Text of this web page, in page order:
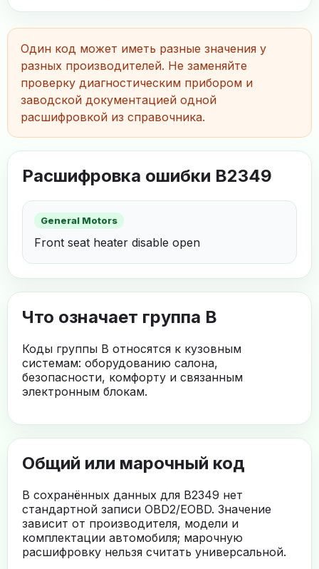
Один код может иметь разные значения у
разных производителей. Не заменяйте
проверку диагностическим прибором и
заводской документацией одной
расшифровкой из справочника.
Расшифровка ошибки B2349
General Motors
Front seat heater disable open
Что означает группа B
Коды группы B относятся к кузовным
системам: оборудованию салона,
безопасности, комфорту и связанным
электронным блокам.
Общий или марочный код
В сохранённых данных для B2349 нет
стандартной записи OBD2/EOBD. Значение
зависит от производителя, модели и
комплектации автомобиля; марочную
расшифровку нельзя считать универсальной.